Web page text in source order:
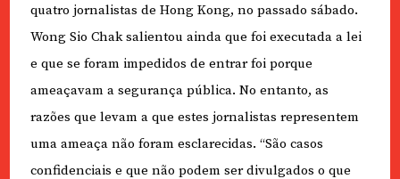
quatro jornalistas de Hong Kong, no passado sábado.
Wong Sio Chak salientou ainda que foi executada a lei
e que se foram impedidos de entrar foi porque
ameaçavam a segurança pública. No entanto, as
razões que levam a que estes jornalistas representem
uma ameaça não foram esclarecidas. “São casos
confidenciais e que não podem ser divulgados o que